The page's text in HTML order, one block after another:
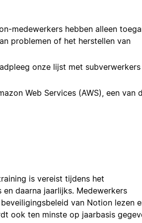
medewerkers hebben alleen
problemen of het herstellen van
onze lijst met subverwerkers
Web Services (AWS), een van
is vereist tijdens het
daarna jaarlijks. Medewerkers
van Notion lezen
ook ten minste op jaarbasis